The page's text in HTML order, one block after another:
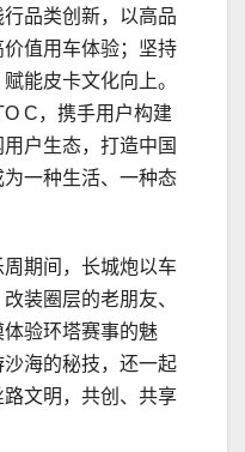
品类创新，以高品
值用车体验；坚持
能皮卡文化向上。
C，携手用户构建
户生态，打造中国
一种生活、一种态
期间，长城炮以车
装圈层的老朋友、
验环塔赛事的魅
海的秘技，还一起
文明，共创、共享